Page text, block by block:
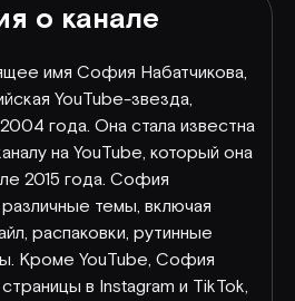
о канале
имя София Набатчикова,
YouTube-звезда,
года. Она стала известна
на YouTube, который она
2015 года. София
темы, включая
распаковки, рутинные
Кроме YouTube, София
в Instagram и TikTok,